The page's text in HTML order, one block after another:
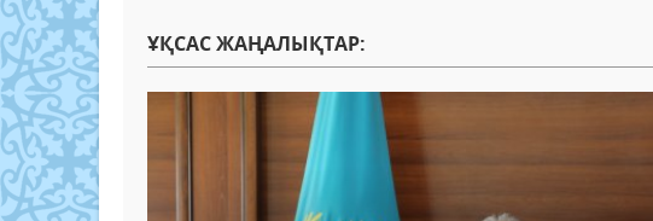
ҰҚСАС ЖАҢАЛЫҚТАР: